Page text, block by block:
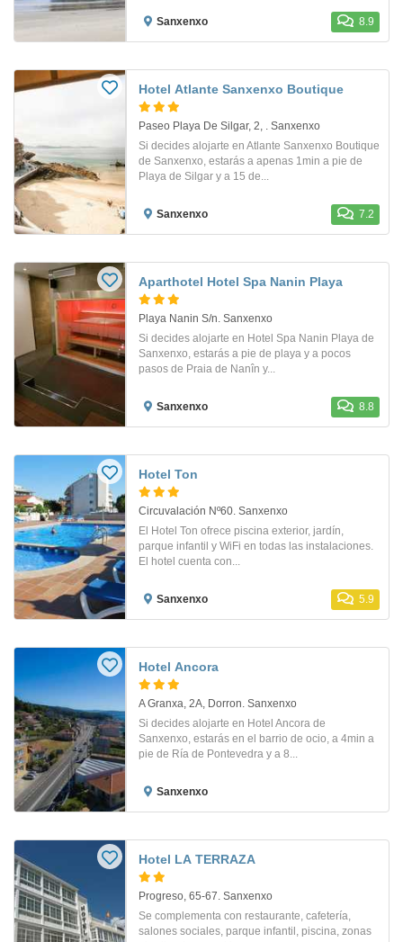
Sanxenxo 8.9
Hotel Atlante Sanxenxo Boutique
Paseo Playa De Silgar, 2, . Sanxenxo
Si decides alojarte en Atlante Sanxenxo Boutique
de Sanxenxo, estarás a apenas 1min a pie de
Playa de Silgar y a 15 de...
Sanxenxo 7.2
Aparthotel Hotel Spa Nanin Playa
Playa Nanin S/n. Sanxenxo
Si decides alojarte en Hotel Spa Nanin Playa de
Sanxenxo, estarás a pie de playa y a pocos
pasos de Praia de Nanîn y...
Sanxenxo 8.8
Hotel Ton
Circuvalación Nº60. Sanxenxo
El Hotel Ton ofrece piscina exterior, jardín,
parque infantil y WiFi en todas las instalaciones.
El hotel cuenta con...
Sanxenxo 5.9
Hotel Ancora
A Granxa, 2A, Dorron. Sanxenxo
Si decides alojarte en Hotel Ancora de
Sanxenxo, estarás en el barrio de ocio, a 4min a
pie de Ría de Pontevedra y a 8...
Sanxenxo
Hotel LA TERRAZA
Progreso, 65-67. Sanxenxo
Se complementa con restaurante, cafetería,
salones sociales, parque infantil, piscina, zonas